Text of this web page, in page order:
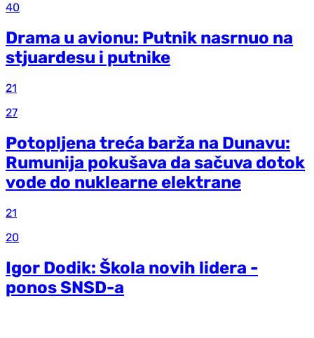
40
Drama u avionu: Putnik nasrnuo na
stjuardesu i putnike
21
27
Potopljena treća barža na Dunavu:
Rumunija pokušava da sačuva dotok
vode do nuklearne elektrane
21
20
Igor Dodik: Škola novih lidera -
ponos SNSD-a